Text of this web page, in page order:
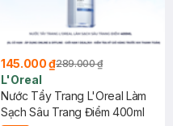
145.000 ₫289.000 ₫
L'Oreal
Nước Tẩy Trang L'Oreal Làm
Sạch Sâu Trang Điểm 400ml